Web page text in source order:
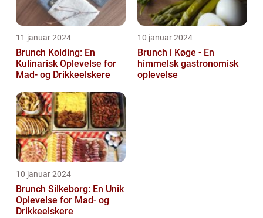
11 januar 2024
Brunch Kolding: En
Kulinarisk Oplevelse for
Mad- og Drikkeelskere
10 januar 2024
Brunch i Køge - En
himmelsk gastronomisk
oplevelse
10 januar 2024
Brunch Silkeborg: En Unik
Oplevelse for Mad- og
Drikkeelskere